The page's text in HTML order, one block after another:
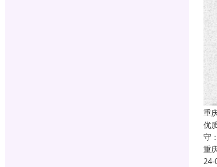
重
优
守
重
24-